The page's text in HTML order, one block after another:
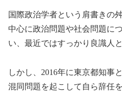
国際政治学者という肩書きの
中心に政治問題や社会問題に
い、最近ではすっかり良識人
しかし、2016年に東京都知事
混同問題を起こして自ら辞任